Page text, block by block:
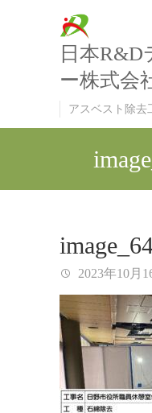
日本R&D
ー株式会
アスベスト除去
2023年10月